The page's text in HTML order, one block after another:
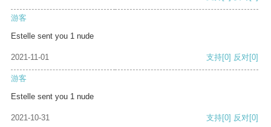
游客
Estelle sent you 1 nude
2021-11-01 支持[0] 反对[0]
游客
Estelle sent you 1 nude
2021-10-31 支持[0] 反对[0]